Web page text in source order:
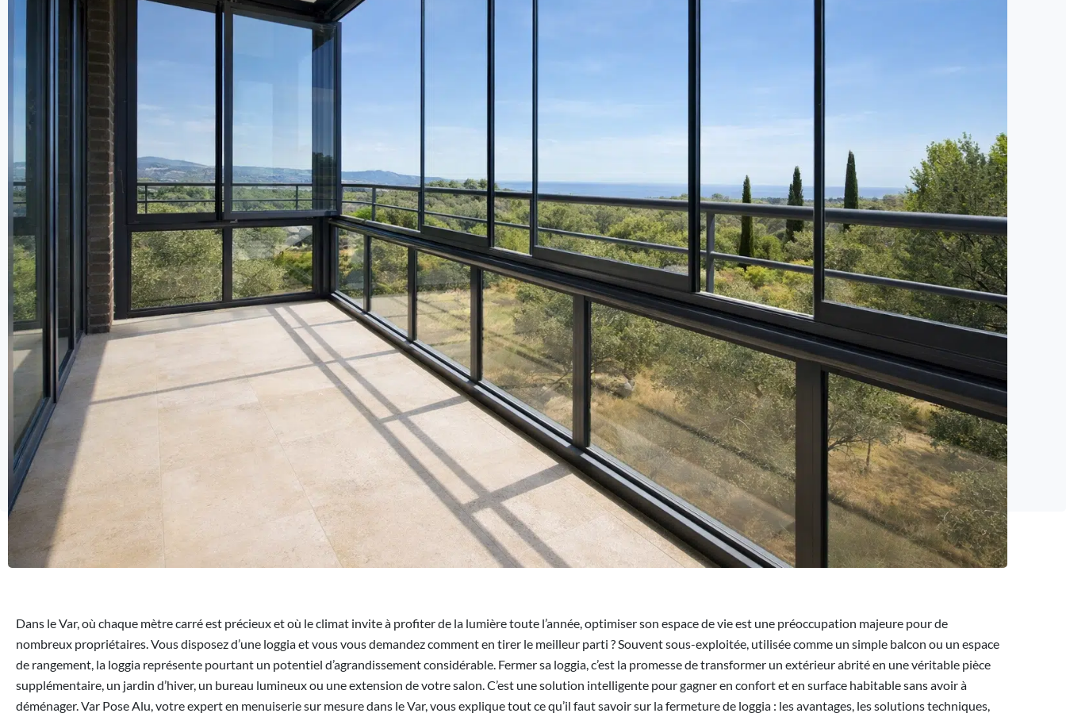
Dans le Var, où chaque mètre carré est précieux et où le climat invite à profiter de la lumière toute l’année, optimiser son espace de vie est une préoccupation majeure pour de
nombreux propriétaires. Vous disposez d’une loggia et vous vous demandez comment en tirer le meilleur parti ? Souvent sous-exploitée, utilisée comme un simple balcon ou un espace
de rangement, la loggia représente pourtant un potentiel d’agrandissement considérable. Fermer sa loggia, c’est la promesse de transformer un extérieur abrité en une véritable pièce
supplémentaire, un jardin d’hiver, un bureau lumineux ou une extension de votre salon. C’est une solution intelligente pour gagner en confort et en surface habitable sans avoir à
déménager. Var Pose Alu, votre expert en menuiserie sur mesure dans le Var, vous explique tout ce qu’il faut savoir sur la fermeture de loggia : les avantages, les solutions techniques,